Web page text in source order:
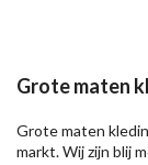
Grote maten
Grote maten
markt. Wij zijn blij